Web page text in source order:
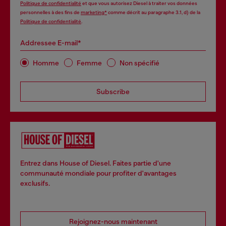
Politique de confidentialité et que vous autorisez Diesel à traiter vos données
personnelles à des fins de marketing*comme décrit au paragraphe 3.1, d) de la
Politique de confidentialité
Addressee E-mail*
Homme Femme Non spécifié
Subscribe
Entrez dans House of Diesel. Faites partie d'une
communauté mondiale pour profiter d'avantages
exclusifs.
Rejoignez-nous maintenant